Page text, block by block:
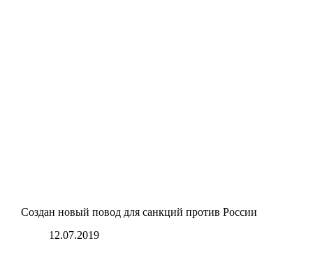
Создан новый повод для санкций против России
12.07.2019